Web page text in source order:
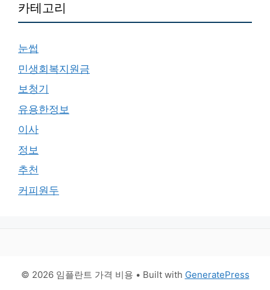
카테고리
눈썹
민생회복지원금
보청기
유용한정보
이사
정보
추천
커피원두
© 2026 임플란트 가격 비용 • Built with GeneratePress